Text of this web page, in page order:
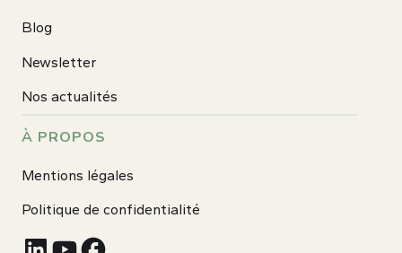
Blog
Newsletter
Nos actualités
À PROPOS
Mentions légales
Politique de confidentialité